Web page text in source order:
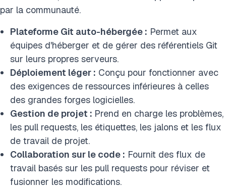
par la communauté.
Plateforme Git auto-hébergée : Permet aux
équipes d'héberger et de gérer des référentiels Git
sur leurs propres serveurs.
Déploiement léger : Conçu pour fonctionner avec
des exigences de ressources inférieures à celles
des grandes forges logicielles.
Gestion de projet : Prend en charge les problèmes,
les pull requests, les étiquettes, les jalons et les flux
de travail de projet.
Collaboration sur le code : Fournit des flux de
travail basés sur les pull requests pour réviser et
fusionner les modifications.